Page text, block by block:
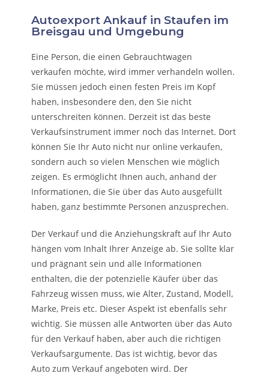
Autoexport Ankauf in Staufen im
Breisgau und Umgebung
Eine Person, die einen Gebrauchtwagen
verkaufen möchte, wird immer verhandeln wollen.
Sie müssen jedoch einen festen Preis im Kopf
haben, insbesondere den, den Sie nicht
unterschreiten können. Derzeit ist das beste
Verkaufsinstrument immer noch das Internet. Dort
können Sie Ihr Auto nicht nur online verkaufen,
sondern auch so vielen Menschen wie möglich
zeigen. Es ermöglicht Ihnen auch, anhand der
Informationen, die Sie über das Auto ausgefüllt
haben, ganz bestimmte Personen anzusprechen.
Der Verkauf und die Anziehungskraft auf Ihr Auto
hängen vom Inhalt Ihrer Anzeige ab. Sie sollte klar
und prägnant sein und alle Informationen
enthalten, die der potenzielle Käufer über das
Fahrzeug wissen muss, wie Alter, Zustand, Modell,
Marke, Preis etc. Dieser Aspekt ist ebenfalls sehr
wichtig. Sie müssen alle Antworten über das Auto
für den Verkauf haben, aber auch die richtigen
Verkaufsargumente. Das ist wichtig, bevor das
Auto zum Verkauf angeboten wird. Der